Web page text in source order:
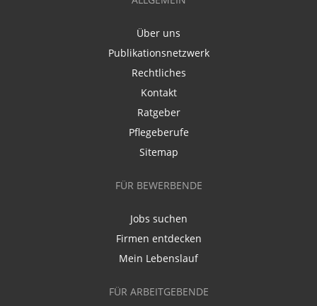
Über uns
Publikationsnetzwerk
Rechtliches
Kontakt
Ratgeber
Pflegeberufe
Sitemap
FÜR BEWERBENDE
Jobs suchen
Firmen entdecken
Mein Lebenslauf
FÜR ARBEITGEBENDE